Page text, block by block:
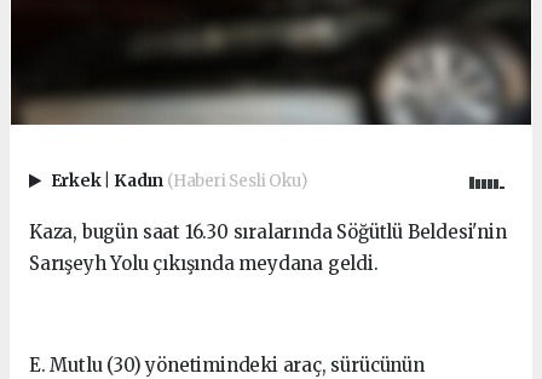
Erkek Kadın (Haberi Sesli Oku)
Kaza, bugün saat 16.30 sıralarında Söğütlü Beldesi'nin
Sarışeyh Yolu çıkışında meydana geldi.
E. Mutlu (30) yönetimindeki araç, sürücünün